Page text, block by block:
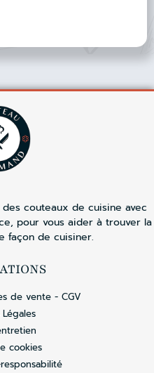
couteaux de cuisine avec
pour vous aider à trouver la
façon de cuisiner.
de vente - CGV
cookies